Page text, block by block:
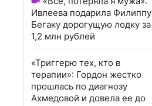
Ивлеева подарила Филиппу
Бегаку дорогущую лодку за
1,2 млн рублей
«Триггерю тех, кто в
терапии»: Гордон жестко
прошлась по диагнозу
Ахмедовой и довела ее до